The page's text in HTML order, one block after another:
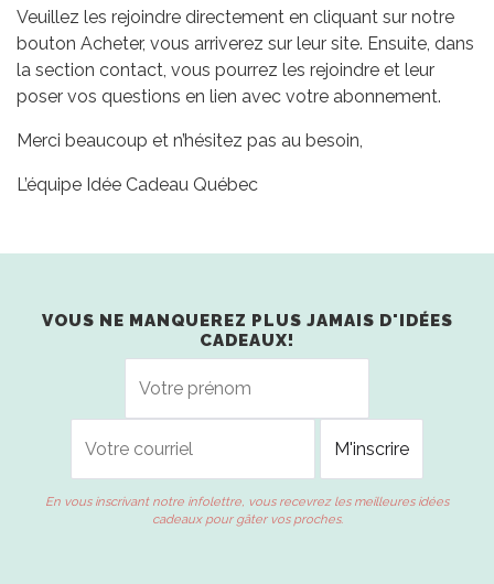
Veuillez les rejoindre directement en cliquant sur notre
bouton Acheter, vous arriverez sur leur site. Ensuite, dans
la section contact, vous pourrez les rejoindre et leur
poser vos questions en lien avec votre abonnement.
Merci beaucoup et n’hésitez pas au besoin,
L’équipe Idée Cadeau Québec
VOUS NE MANQUEREZ PLUS JAMAIS D'IDÉES
CADEAUX!
En vous inscrivant notre infolettre, vous recevrez les meilleures idées
cadeaux pour gâter vos proches.